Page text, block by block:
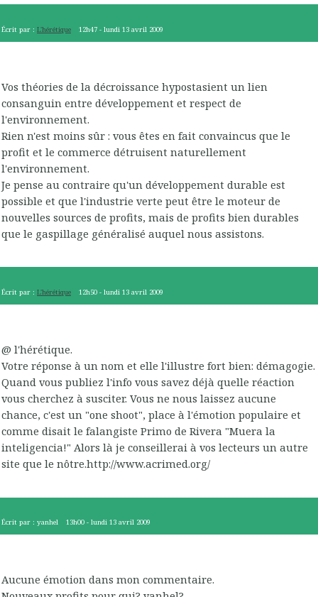
Écrit par : L'hérétique 12h47 -lundi 13 avril 2009
Vos théories de la décroissance hypostasient un lien
consanguin entre développement et respect de
l'environnement.
Rien n'est moins sûr : vous êtes en fait convaincus que le
profit et le commerce détruisent naturellement
l'environnement.
Je pense au contraire qu'un développement durable est
possible et que l'industrie verte peut être le moteur de
nouvelles sources de profits, mais de profits bien durables
que le gaspillage généralisé auquel nous assistons.
Écrit par : L'hérétique 12h50 -lundi 13 avril 2009
@ l'hérétique.
Votre réponse à un nom et elle l'illustre fort bien: démagogie.
Quand vous publiez l'info vous savez déjà quelle réaction
vous cherchez à susciter. Vous ne nous laissez aucune
chance, c'est un "one shoot", place à l'émotion populaire et
comme disait le falangiste Primo de Rivera "Muera la
inteligencia!" Alors là je conseillerai à vos lecteurs un autre
site que le nôtre.http://www.acrimed.org/
Écrit par : yanhel 13h00 -lundi 13 avril 2009
Aucune émotion dans mon commentaire.